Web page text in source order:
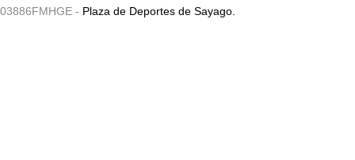
03886FMHGE - Plaza de Deportes de Sayago.